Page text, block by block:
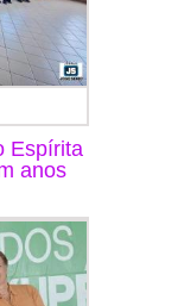
Espírita
anos